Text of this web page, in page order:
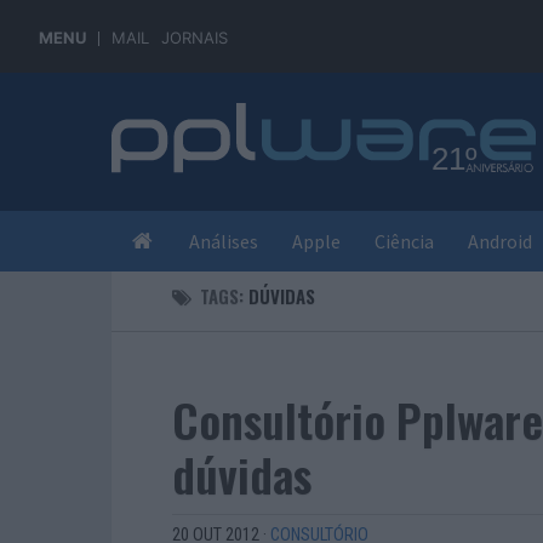
MENU MAIL JORNAIS
Análises Apple Ciência Android
TAGS: DÚVIDAS
Consultório
dúvidas
20 OUT 2012 · CONSULTÓRIO